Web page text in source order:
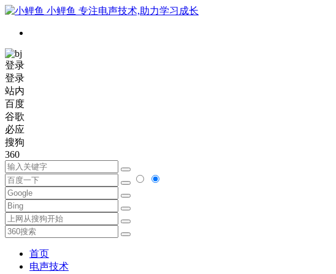
小鲤鱼 专注电声技术,助力学习成长
登录
登录
站内
百度
谷歌
必应
搜狗
360
首页
电声技术